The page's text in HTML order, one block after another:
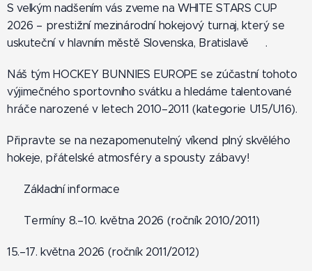
S velkým nadšením vás zveme na WHITE STARS CUP
2026 – prestižní mezinárodní hokejový turnaj, který se
uskuteční v hlavním městě Slovenska, Bratislavě 🇸🇰.
Náš tým HOCKEY BUNNIES EUROPE se zúčastní tohoto
výjimečného sportovního svátku a hledáme talentované
hráče narozené v letech 2010–2011 (kategorie U15/U16).
Připravte se na nezapomenutelný víkend plný skvělého
hokeje, přátelské atmosféry a spousty zábavy!
📋 Základní informace
📅 Termíny 8.–10. května 2026 (ročník 2010/2011)
15.–17. května 2026 (ročník 2011/2012)